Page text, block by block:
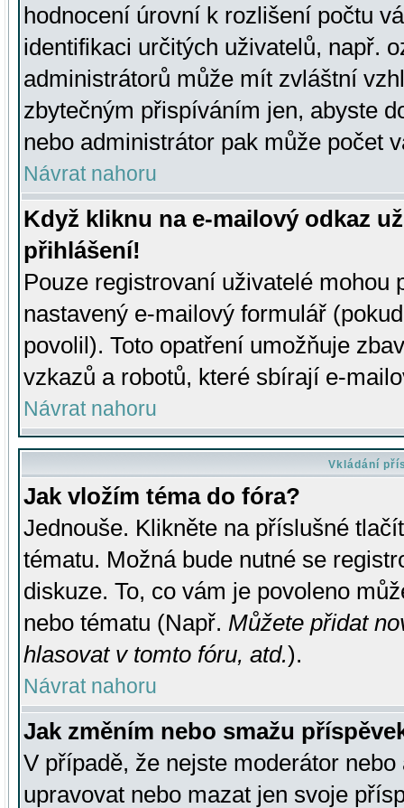
hodnocení úrovní k rozlišení počtu
identifikaci určitých uživatelů, např.
administrátorů může mít zvláštní
zbytečným přispíváním jen, abyste
nebo administrátor pak může počet
Návrat nahoru
Když kliknu na e-mailový odkaz
přihlášení!
Pouze registrovaní uživatelé mohou
nastavený e-mailový formulář
povolil). Toto opatření umožňuje
vzkazů a robotů, které sbírají e-
Návrat nahoru
Vkládání
Jak vložím téma do fóra?
Jednouše. Klikněte na příslušné
tématu. Možná bude nutné se
diskuze. To, co vám je povoleno
nebo tématu (Např. Můžete přidat
hlasovat v tomto fóru, atd.).
Návrat nahoru
Jak změním nebo smažu
V případě, že nejste moderátor
upravovat nebo mazat jen svoje